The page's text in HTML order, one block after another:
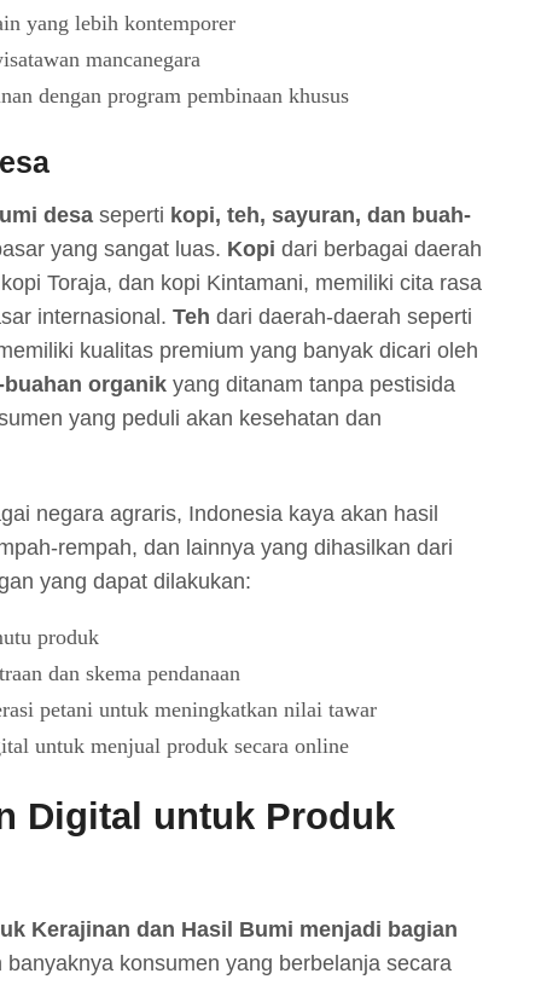
yang lebih kontemporer
mancanegara
dengan program pembinaan khusus
desa seperti kopi, teh, sayuran, dan buah-
yang sangat luas. Kopi dari berbagai daerah
Toraja, dan kopi Kintamani, memiliki cita rasa
internasional. Teh dari daerah-daerah seperti
kualitas premium yang banyak dicari oleh
organik yang ditanam tanpa pestisida
yang peduli akan kesehatan dan
negara agraris, Indonesia kaya akan hasil
rempah, dan lainnya yang dihasilkan dari
yang dapat dilakukan:
produk
dan skema pendanaan
petani untuk meningkatkan nilai tawar
untuk menjual produk secara online
Digital untuk Produk
Kerajinan dan Hasil Bumi menjadi bagian
banyaknya konsumen yang berbelanja secara